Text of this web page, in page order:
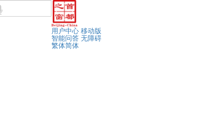
用户中心 移动版
智能问答 无障碍
繁体简体